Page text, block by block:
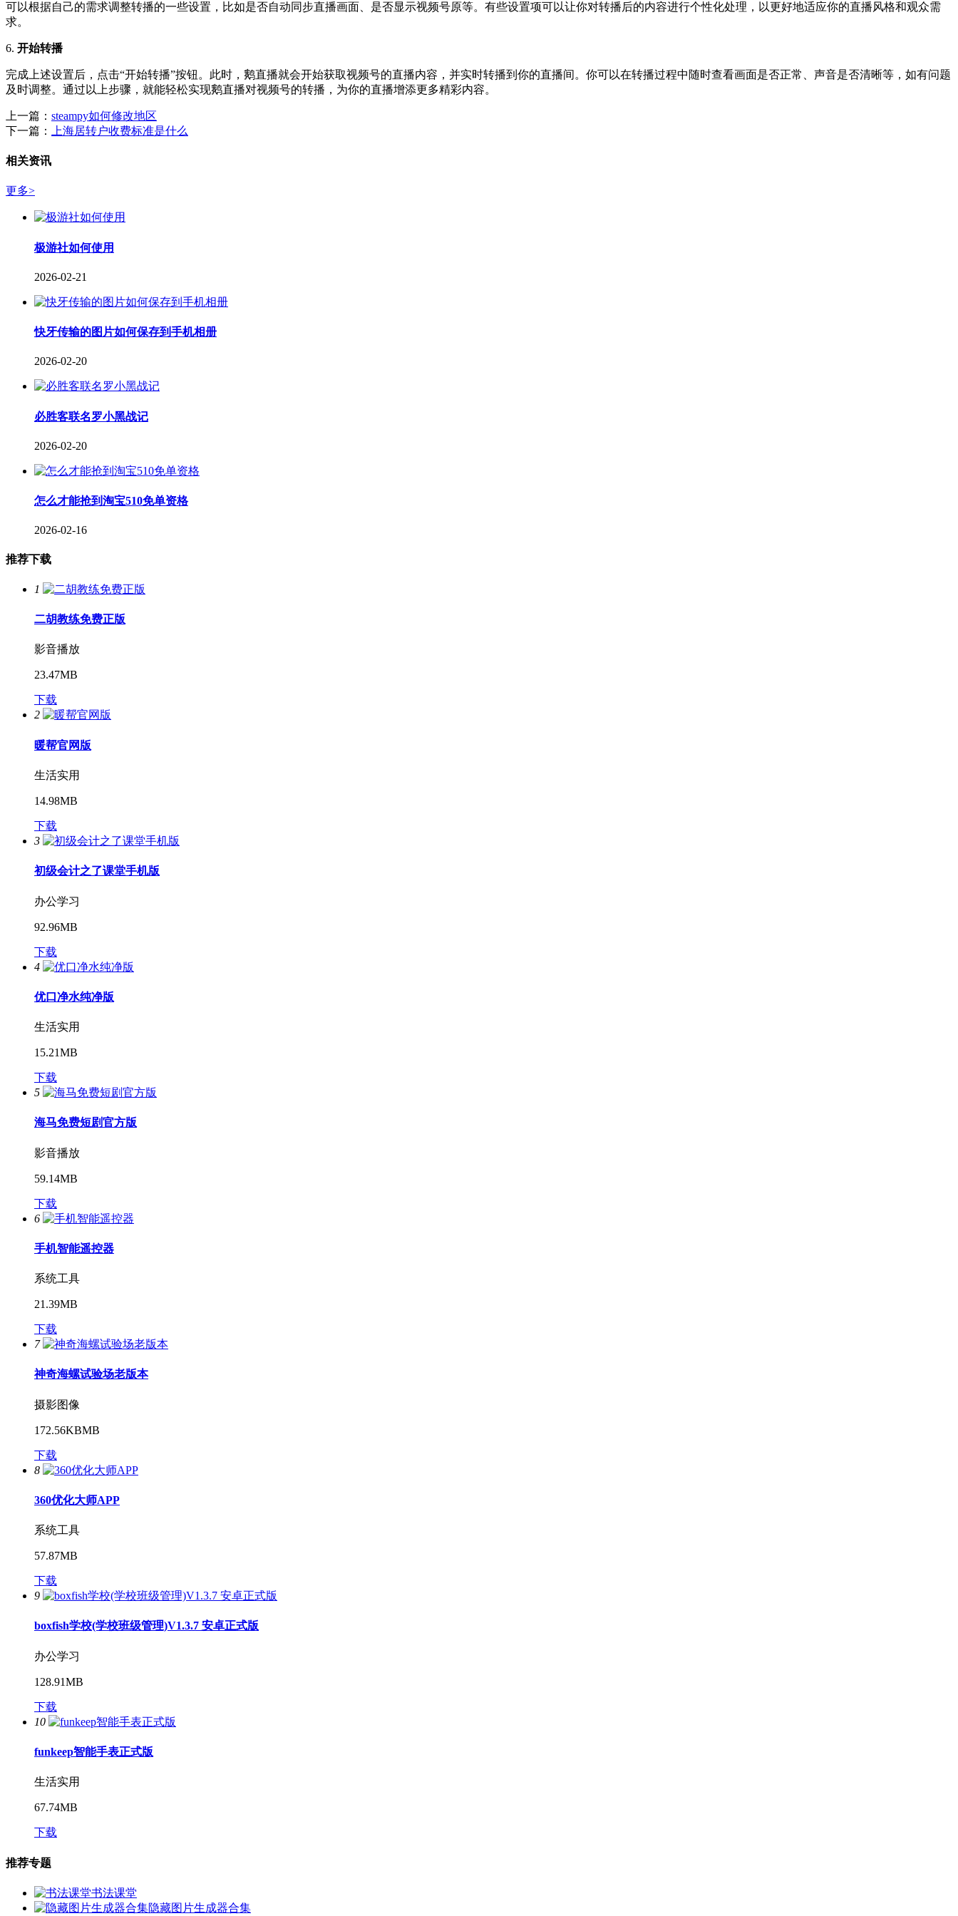
可以根据自己的需求调整转播的一些设置，比如是否自动同步直播画面、是否显示视频号原等。有些设置项可以让你对转播后的内容进行个性化处理，以更好地适应你的直播风格和观众需
求。
6. 开始转播
完成上述设置后，点击“开始转播”按钮。此时，鹅直播就会开始获取视频号的直播内容，并实时转播到你的直播间。你可以在转播过程中随时查看画面是否正常、声音是否清晰等，如有问题
及时调整。通过以上步骤，就能轻松实现鹅直播对视频号的转播，为你的直播增添更多精彩内容。
上一篇： steampy如何修改地区
下一篇：
上海居转户收费标准是什么
相关资讯
更多>
极游社如何使用
2026-02-21
快牙传输的图片如何保存到手机相册
2026-02-20
必胜客联名罗小黑战记
2026-02-20
怎么才能抢到淘宝510免单资格
2026-02-16
推荐下载
1
二胡教练免费正版
影音播放
23.47MB
下载
2
暖帮官网版
生活实用
14.98MB
下载
3
初级会计之了课堂手机版
办公学习
92.96MB
下载
4
优口净水纯净版
生活实用
15.21MB
下载
5
海马免费短剧官方版
影音播放
59.14MB
下载
6
手机智能遥控器
系统工具
21.39MB
下载
7
神奇海螺试验场老版本
摄影图像
172.56KBMB
下载
8
360优化大师APP
系统工具
57.87MB
下载
9
boxfish学校(学校班级管理)V1.3.7 安卓正式版
办公学习
128.91MB
下载
10
funkeep智能手表正式版
生活实用
67.74MB
下载
推荐专题
书法课堂
隐藏图片生成器合集